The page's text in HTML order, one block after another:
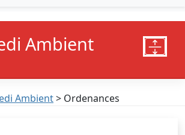
Ambient
Ambient> Ordenances